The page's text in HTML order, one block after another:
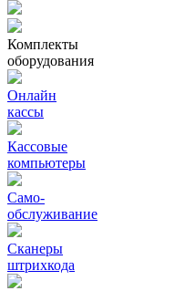
Комплекты
оборудования
Онлайн
кассы
Кассовые
компьютеры
Само-
обслуживание
Сканеры
штрихкода